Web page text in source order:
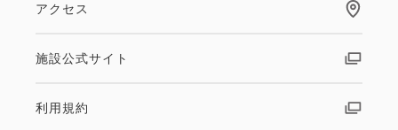
アクセス
施設公式サイト
利用規約